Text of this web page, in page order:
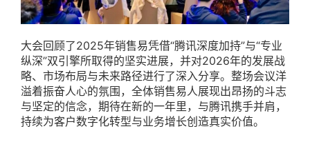
大会回顾了2025年销售易凭借“腾讯深度加持”与“专业
纵深”双引擎所取得的坚实进展，并对2026年的发展战
略、市场布局与未来路径进行了深入分享。整场会议洋
溢着振奋人心的氛围，全体销售易人展现出昂扬的斗志
与坚定的信念，期待在新的一年里，与腾讯携手并肩，
持续为客户数字化转型与业务增长创造真实价值。